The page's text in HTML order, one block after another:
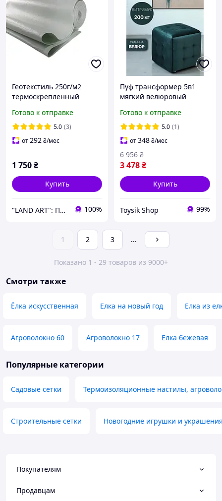
Геотекстиль 250г/м2
термоскрепленный
Геотекстиль дорожный
Геотекстиль
строительный
Готово к отправке
5.0 (3)
от292₴/мес
1 750₴
Купить
"LAND ART": Полезные товары для вашего дома и сада! 100%
Пуф трансформер 5в1
мягкий велюровый
квадратный изумрудный
тёмно-зелёный 50 см на
колесах
Готово к отправке
5.0 (1)
от348₴/мес
3 478₴
6 956 ₴
Купить
Toysik Shop 99%
1 2 3 ...
Показано 1 - 29 товаров из 9000+
Смотри также
Ёлка искусственная Елка на новый год Елка из
Агроволокно 60 Агроволокно 17 Елка бежевая
Популярные категории
Садовые сетки Термоизоляционные настилы,
Строительные сетки Новогодние игрушки и
Покупателям
Продавцам